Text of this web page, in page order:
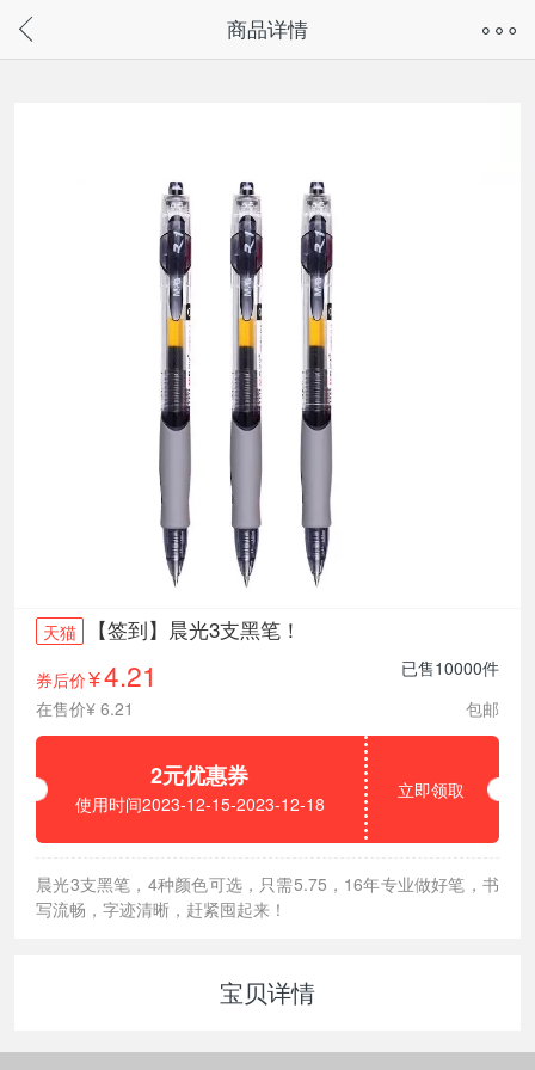
请通过微信或支付宝搜“奇兔客小程序”访问
商品详情
天猫 【签到】晨光3支黑笔！
券后价¥4.21
已售10000件
在售价¥ 6.21
包邮
2元优惠券
使用时间2023-12-15-2023-12-18
立即领取
晨光3支黑笔，4种颜色可选，只需5.75，16年专业做好笔，书
写流畅，字迹清晰，赶紧囤起来！
宝贝详情